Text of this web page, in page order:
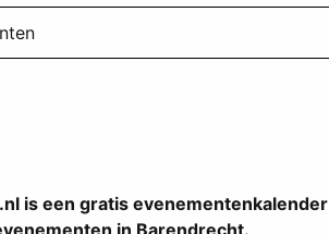
is een gratis evenementenkalender
in Barendrecht.